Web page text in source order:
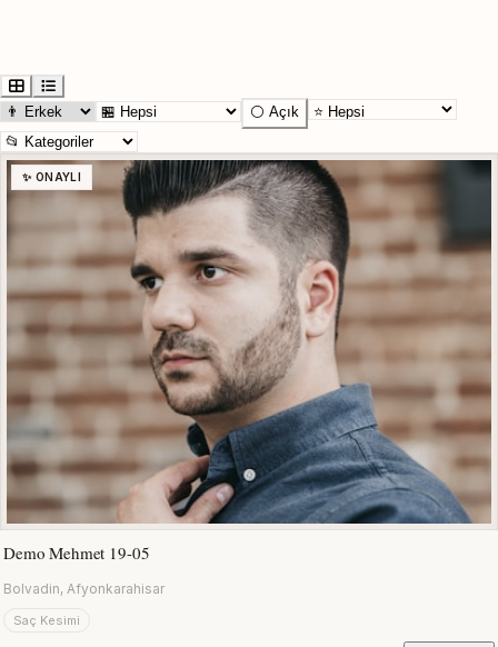
⚪ Açık
✨ ONAYLI
Demo Mehmet 19-05
Bolvadin, Afyonkarahisar
Saç Kesimi